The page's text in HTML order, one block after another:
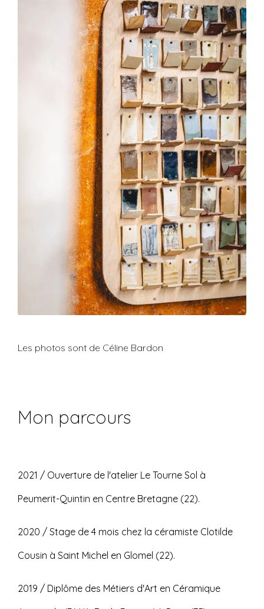
Les photos sont de Céline Bardon
Mon parcours
2021 / Ouverture de l'atelier Le Tourne Sol à
Peumerit-Quintin en Centre Bretagne (22).
2020 / Stage de 4 mois chez la céramiste Clotilde
Cousin à Saint Michel en Glomel (22).
2019 / Diplôme des Métiers d'Art en Céramique